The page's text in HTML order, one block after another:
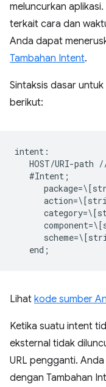
meluncurkan
terkait cara dan
Anda dapat
Tambahan Intent.
Sintaksis dasar
berikut:
intent:
HOST/URI-path
   #Intent;
Lihat kode sumber
Ketika suatu intent
eksternal tidak
URL pengganti.
dengan Tambahan